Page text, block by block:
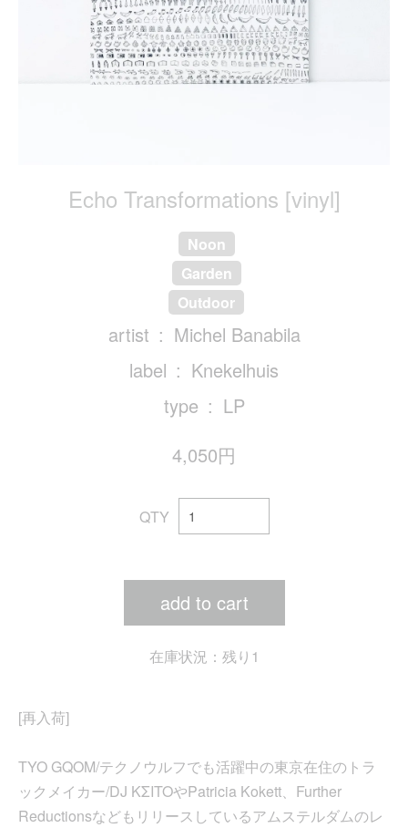
Echo Transformations [vinyl]
Noon
Garden
Outdoor
artist
Michel Banabila
label
Knekelhuis
type
LP
4,050円
QTY
add to cart
在庫状況：残り1
[再入荷]
TYO GQOM/テクノウルフでも活躍中の東京在住のトラ
ックメイカー/DJ KΣITOやPatricia Kokett、Further
Reductionsなどもリリースしているアムステルダムのレ